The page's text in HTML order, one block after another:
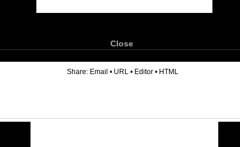
Close
Share: Email • URL • Editor • HTML